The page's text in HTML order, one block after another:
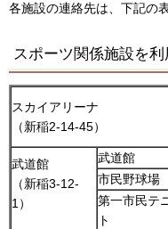
各施設の連絡先は、下記の
スポーツ関係施設を利
スカイアリーナ
（新稲2-14-45）
武道館
（新稲3-12-
1）
武道館
市民野球場
第一市民テ
ト